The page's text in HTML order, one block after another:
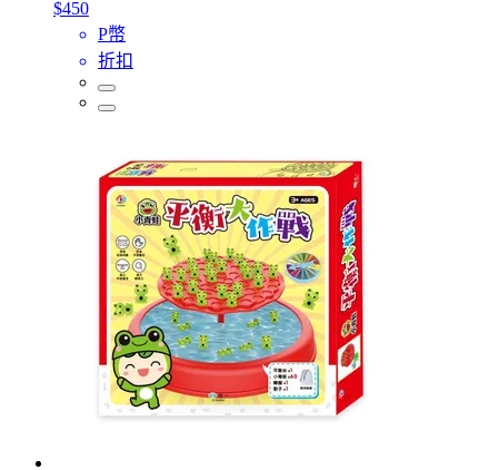
$450
P幣
折扣